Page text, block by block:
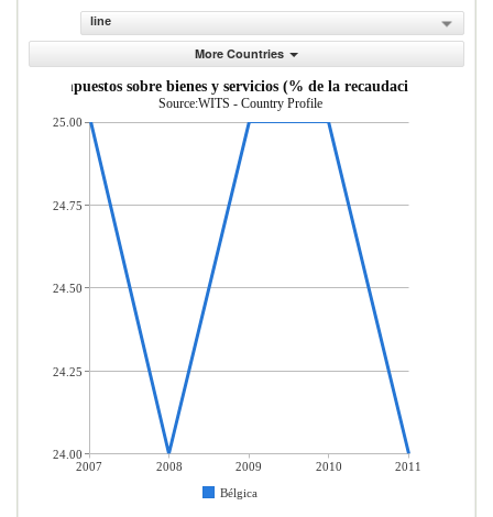
line
More Countries
Impuestos sobre bienes y servicios (% de la recaudaci n)
Source:WITS - Country Profile
2007 2008 2009 2010
2011
Bélgica
25.00
24.75
24.50
24.25
24.00